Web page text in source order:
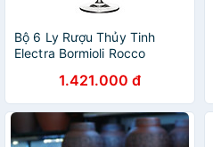
Bộ 6 Ly Rượu Thủy Tinh
Electra Bormioli Rocco
1.421.000 đ